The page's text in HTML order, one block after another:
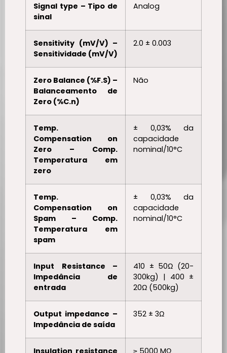
Signal type – Tipo de
sinal
Analog
Sensitivity (mV/V) –
Sensitividade (mV/V)
2.0 ± 0.003
Zero Balance (%F.S) –
Balanceamento de
Zero (%C.n)
Não
Temp.
Compensation on
Zero – Comp.
Temperatura em
zero
± 0,03% da
capacidade
nominal/10°C
Temp.
Compensation on
Spam – Comp.
Temperatura em
spam
± 0,03% da
capacidade
nominal/10°C
Input Resistance –
Impedância de
entrada
410 ± 50Ω (20-
300kg) | 400 ±
20Ω (500kg)
Output impedance –
Impedância de saída
352 ± 3Ω
Insulation resistance ≥ 5000 MΩ